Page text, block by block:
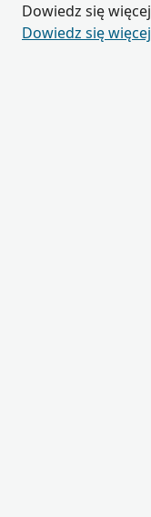
Dowiedz się więcej
Dowiedz się więcej